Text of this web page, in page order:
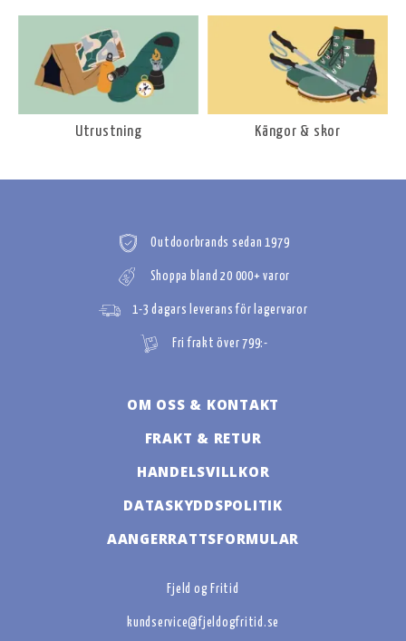
Utrustning Kängor & skor
Outdoorbrands sedan 1979
Shoppa bland 20 000+ varor
1-3 dagars leverans för lagervaror
Fri frakt över 799:-
OM OSS & KONTAKT
FRAKT & RETUR
HANDELSVILLKOR
DATASKYDDSPOLITIK
AANGERRATTSFORMULAR
Fjeld og Fritid
kundservice@fjeldogfritid.se